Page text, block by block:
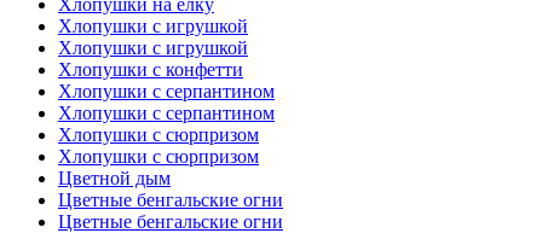
Хлопушки на елку
Хлопушки с игрушкой
Хлопушки с игрушкой
Хлопушки с конфетти
Хлопушки с серпантином
Хлопушки с серпантином
Хлопушки с сюрпризом
Хлопушки с сюрпризом
Цветной дым
Цветные бенгальские огни
Цветные бенгальские огни